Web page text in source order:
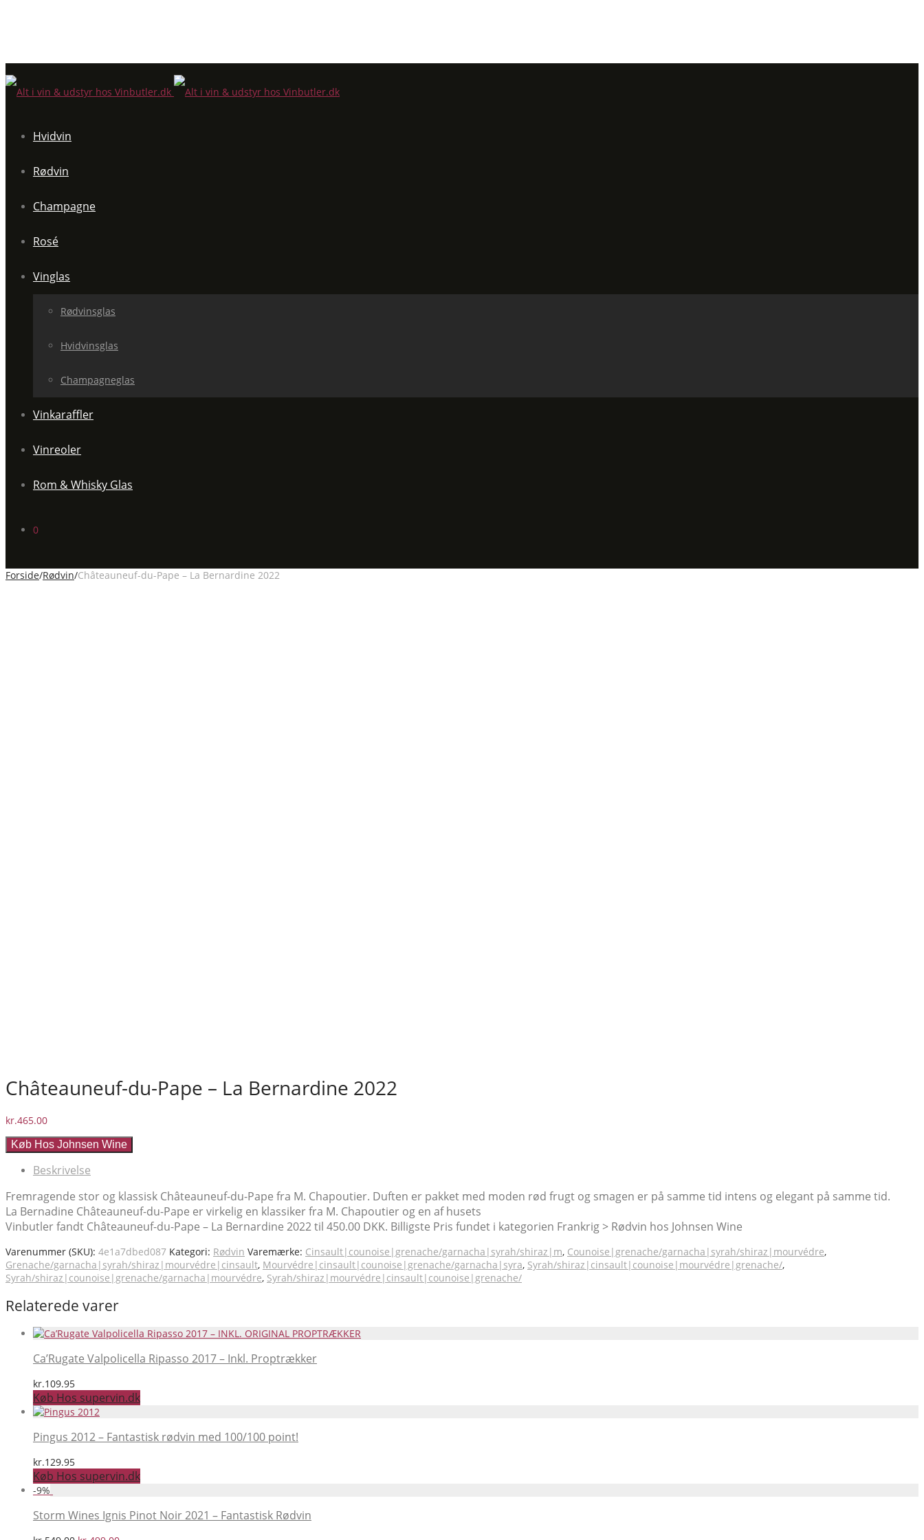
Hvidvin
Rødvin
Champagne
Rosé
Vinglas
Rødvinsglas
Hvidvinsglas
Champagneglas
Vinkaraffler
Vinreoler
Rom & Whisky Glas
0
Forside/Rødvin/Châteauneuf-du-Pape – La Bernardine 2022
Châteauneuf-du-Pape – La Bernardine 2022
kr.465.00
Køb Hos Johnsen Wine
Beskrivelse
Fremragende stor og klassisk Châteauneuf-du-Pape fra M. Chapoutier. Duften er pakket med moden rød frugt og smagen er på samme tid intens og elegant på samme tid.
La Bernadine Châteauneuf-du-Pape er virkelig en klassiker fra M. Chapoutier og en af husets
Vinbutler fandt Châteauneuf-du-Pape – La Bernardine 2022 til 450.00 DKK. Billigste Pris fundet i kategorien Frankrig > Rødvin hos Johnsen Wine
Varenummer (SKU): 4e1a7dbed087 Kategori: Rødvin Varemærke: Cinsault|counoise|grenache/garnacha|syrah/shiraz|m, Counoise|grenache/garnacha|syrah/shiraz|mourvédre,
Grenache/garnacha|syrah/shiraz|mourvédre|cinsault, Mourvédre|cinsault|counoise|grenache/garnacha|syra, Syrah/shiraz|cinsault|counoise|mourvédre|grenache/,
Syrah/shiraz|counoise|grenache/garnacha|mourvédre, Syrah/shiraz|mourvédre|cinsault|counoise|grenache/
Relaterede varer
Ca’Rugate Valpolicella Ripasso 2017 – Inkl. Proptrækker
kr.109.95
Køb Hos supervin.dk
Pingus 2012 – Fantastisk rødvin med 100/100 point!
kr.129.95
Køb Hos supervin.dk
-9%
Storm Wines Ignis Pinot Noir 2021 – Fantastisk Rødvin